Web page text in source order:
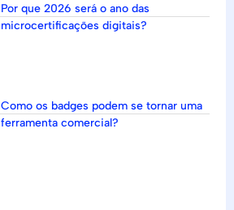
Por que 2026 será o ano das
microcertificações digitais?
Como os badges podem se tornar uma
ferramenta comercial?